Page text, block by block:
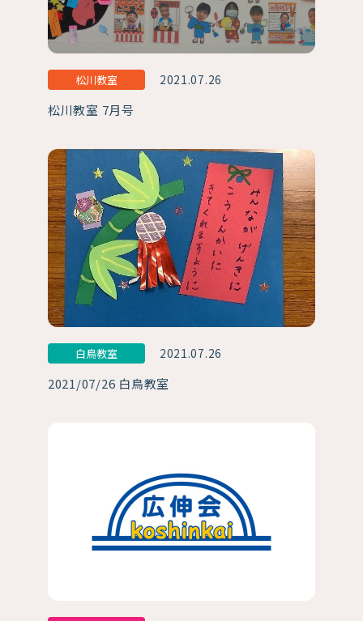
松川教室 2021.07.26
松川教室 7月号
白鳥教室 2021.07.26
2021/07/26 白鳥教室